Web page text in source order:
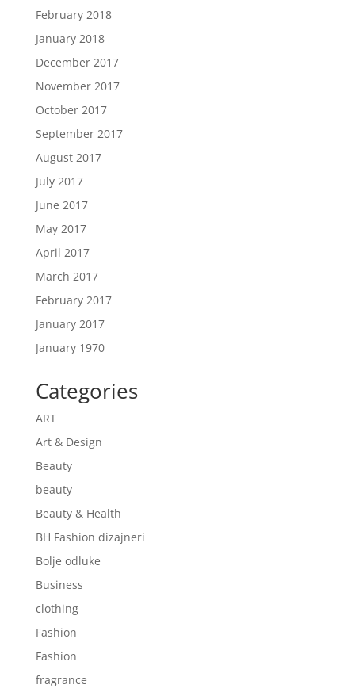
February 2018
January 2018
December 2017
November 2017
October 2017
September 2017
August 2017
July 2017
June 2017
May 2017
April 2017
March 2017
February 2017
January 2017
January 1970
Categories
ART
Art & Design
Beauty
beauty
Beauty & Health
BH Fashion dizajneri
Bolje odluke
Business
clothing
Fashion
Fashion
fragrance